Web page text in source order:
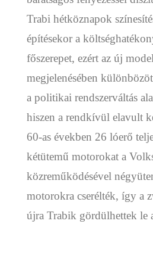
Trabi hétköznapok
építésekor a
főszerepet, ezért az új
megjelenésében
a politikai rendszerváltás
hiszen a rendkívül elavult
60-as években 26 lóerő
kétütemű motorokat a
közreműködésével
motorokra cserélték, így a
újra Trabik gördülhettek le